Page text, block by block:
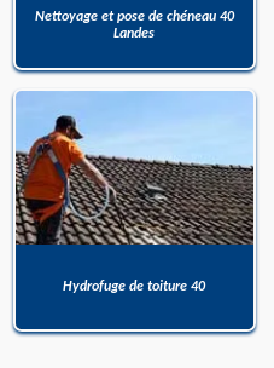
Nettoyage et pose de chéneau 40
Landes
Hydrofuge de toiture 40